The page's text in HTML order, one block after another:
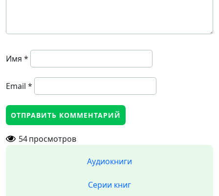
Имя *
Email *
54просмотров
Аудиокниги
Серии книг